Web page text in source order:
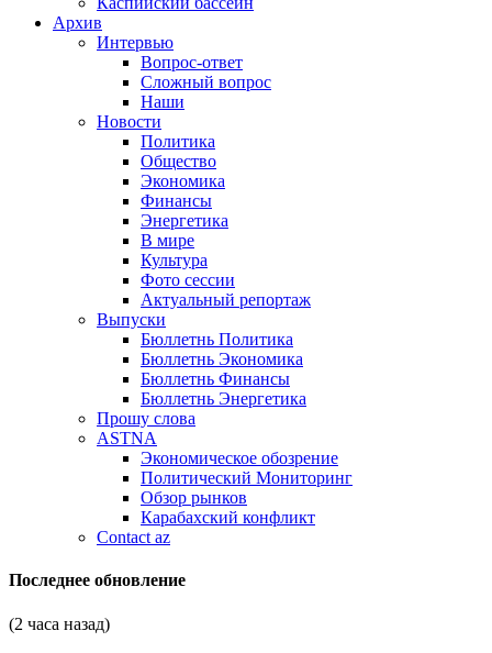
Архив
Интервью
Вопрос-ответ
Сложный вопрос
Наши
Новости
Политика
Общество
Экономика
Финансы
Энергетика
В мире
Культура
Фото сессии
Актуальный репортаж
Выпуски
Бюллетнь Политика
Бюллетнь Экономика
Бюллетнь Финансы
Бюллетнь Энергетика
Прошу слова
ASTNA
Экономическое обозрение
Политический Мониторинг
Обзор рынков
Карабахский конфликт
Contact az
Последнее обновление
(2 часа назад)